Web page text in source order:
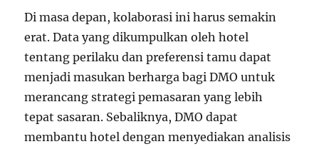
Di masa depan, kolaborasi ini harus semakin
erat. Data yang dikumpulkan oleh hotel
tentang perilaku dan preferensi tamu dapat
menjadi masukan berharga bagi DMO untuk
merancang strategi pemasaran yang lebih
tepat sasaran. Sebaliknya, DMO dapat
membantu hotel dengan menyediakan analisis